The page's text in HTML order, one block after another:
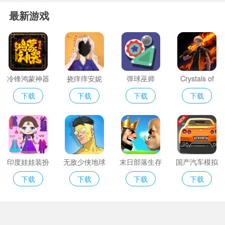
最新游戏
冷锋鸿蒙神器
下载
挠痒痒安妮
下载
弹球巫师
下载
Crystals of
Fate
下载
印度娃娃装扮
下载
无敌少侠地球
守护
下载
末日部落生存
下载
国产汽车模拟
器2024
下载